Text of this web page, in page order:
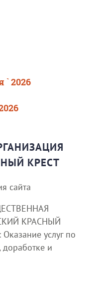
` 2026
КРЕСТ
сайта
КРАСНЫЙ
услуг по
и